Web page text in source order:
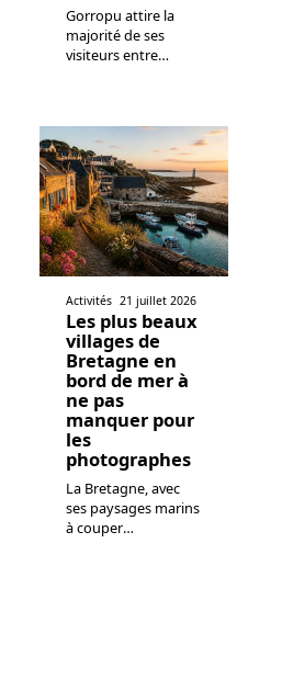
Gorropu attire la
majorité de ses
visiteurs entre…
Activités 21 juillet 2026
Les plus beaux
villages de
Bretagne en
bord de mer à
ne pas
manquer pour
les
photographes
La Bretagne, avec
ses paysages marins
à couper…